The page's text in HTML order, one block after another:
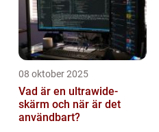
08 oktober 2025
Vad är en ultrawide-
skärm och när är det
användbart?